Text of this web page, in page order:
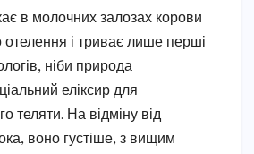
в молочних залозах корови
отелення і триває лише перші
ніби природа
еліксир для
теляти. На відміну від
воно густіше, з вищим